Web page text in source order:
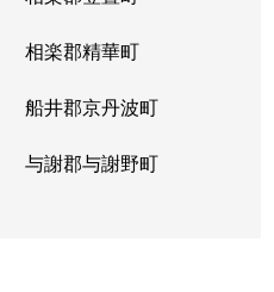
相楽郡精華町
船井郡京丹波町
与謝郡与謝野町